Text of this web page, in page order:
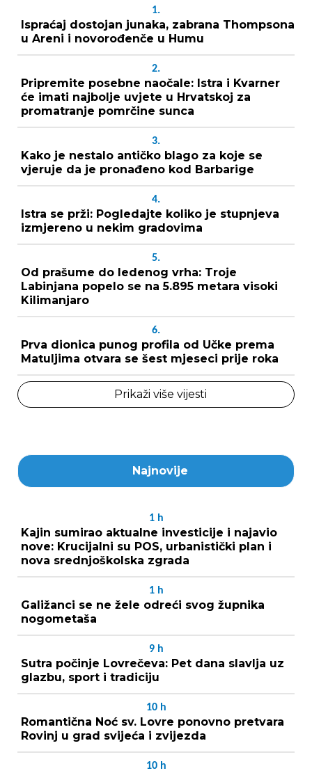
1.
Ispraćaj dostojan junaka, zabrana Thompsona
u Areni i novorođenče u Humu
2.
Pripremite posebne naočale: Istra i Kvarner
će imati najbolje uvjete u Hrvatskoj za
promatranje pomrčine sunca
3.
Kako je nestalo antičko blago za koje se
vjeruje da je pronađeno kod Barbarige
4.
Istra se prži: Pogledajte koliko je stupnjeva
izmjereno u nekim gradovima
5.
Od prašume do ledenog vrha: Troje
Labinjana popelo se na 5.895 metara visoki
Kilimanjaro
6.
Prva dionica punog profila od Učke prema
Matuljima otvara se šest mjeseci prije roka
Prikaži više vijesti
Najnovije
1 h
Kajin sumirao aktualne investicije i najavio
nove: Krucijalni su POS, urbanistički plan i
nova srednjoškolska zgrada
1 h
Galižanci se ne žele odreći svog župnika
nogometaša
9 h
Sutra počinje Lovrečeva: Pet dana slavlja uz
glazbu, sport i tradiciju
10 h
Romantična Noć sv. Lovre ponovno pretvara
Rovinj u grad svijeća i zvijezda
10 h